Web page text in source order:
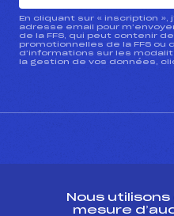
En cliquant sur « inscription »,
adresse email pour
de la FFS, qui peut contenir
promotionnelles de la FFS ou
d’informations sur les
la gestion de vos données,
Nous
mesure